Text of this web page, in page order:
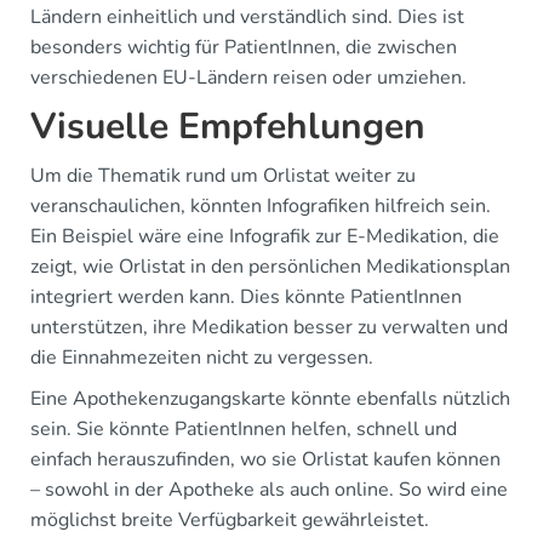
Ländern einheitlich und verständlich sind. Dies ist
besonders wichtig für PatientInnen, die zwischen
verschiedenen EU-Ländern reisen oder umziehen.
Visuelle Empfehlungen
Um die Thematik rund um Orlistat weiter zu
veranschaulichen, könnten Infografiken hilfreich sein.
Ein Beispiel wäre eine Infografik zur E-Medikation, die
zeigt, wie Orlistat in den persönlichen Medikationsplan
integriert werden kann. Dies könnte PatientInnen
unterstützen, ihre Medikation besser zu verwalten und
die Einnahmezeiten nicht zu vergessen.
Eine Apothekenzugangskarte könnte ebenfalls nützlich
sein. Sie könnte PatientInnen helfen, schnell und
einfach herauszufinden, wo sie Orlistat kaufen können
– sowohl in der Apotheke als auch online. So wird eine
möglichst breite Verfügbarkeit gewährleistet.